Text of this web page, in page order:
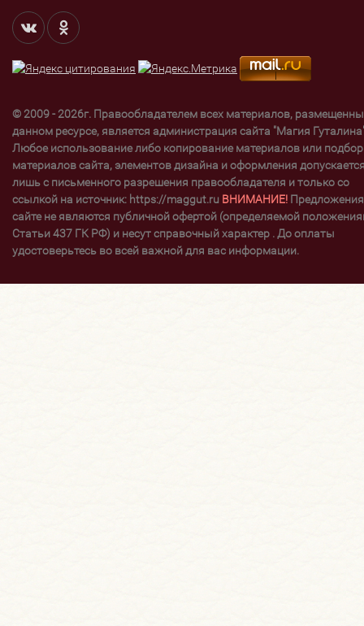
© 2009 - 2026г. Правообладателем всех материалов,
данном ресурсе, является администрация сайта "Магия
Любое использование либо копирование материалов или
материалов сайта, элементов дизайна и оформления
лишь с письменного разрешения правообладателя и только со
ссылкой на источник: https://maggut.ru ВНИМАНИЕ!
сайте не являются публичной офертой (определяемой
Статьи 437 ГК РФ) и несут справочный характер . До оплаты
удостоверьтесь во всей важной для вас информации.